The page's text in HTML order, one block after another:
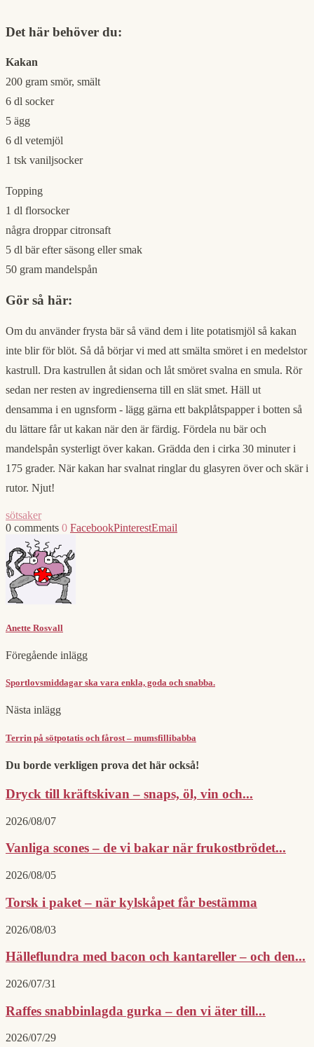
Det här behöver du:
Kakan
200 gram smör, smält
6 dl socker
5 ägg
6 dl vetemjöl
1 tsk vaniljsocker
Topping
1 dl florsocker
några droppar citronsaft
5 dl bär efter säsong eller smak
50 gram mandelspån
Gör så här:
Om du använder frysta bär så vänd dem i lite potatismjöl så kakan
inte blir för blöt. Så då börjar vi med att smälta smöret i en medelstor
kastrull. Dra kastrullen åt sidan och låt smöret svalna en smula. Rör
sedan ner resten av ingredienserna till en slät smet. Häll ut
densamma i en ugnsform - lägg gärna ett bakplåtspapper i botten så
du lättare får ut kakan när den är färdig. Fördela nu bär och
mandelspån systerligt över kakan. Grädda den i cirka 30 minuter i
175 grader. När kakan har svalnat ringlar du glasyren över och skär i
rutor. Njut!
sötsaker
0 comments 0 FacebookPinterestEmail
Anette Rosvall
Föregående inlägg
Sportlovsmiddagar ska vara enkla, goda och snabba.
Nästa inlägg
Terrin på sötpotatis och fårost – mumsfillibabba
Du borde verkligen prova det här också!
Dryck till kräftskivan – snaps, öl, vin och...
2026/08/07
Vanliga scones – de vi bakar när frukostbrödet...
2026/08/05
Torsk i paket – när kylskåpet får bestämma
2026/08/03
Hälleflundra med bacon och kantareller – och den...
2026/07/31
Raffes snabbinlagda gurka – den vi äter till...
2026/07/29